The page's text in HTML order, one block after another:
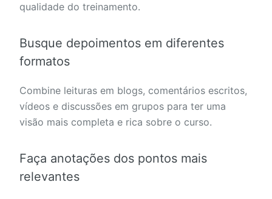
qualidade do treinamento.
Busque depoimentos em diferentes
formatos
Combine leituras em blogs, comentários escritos,
vídeos e discussões em grupos para ter uma
visão mais completa e rica sobre o curso.
Faça anotações dos pontos mais
relevantes